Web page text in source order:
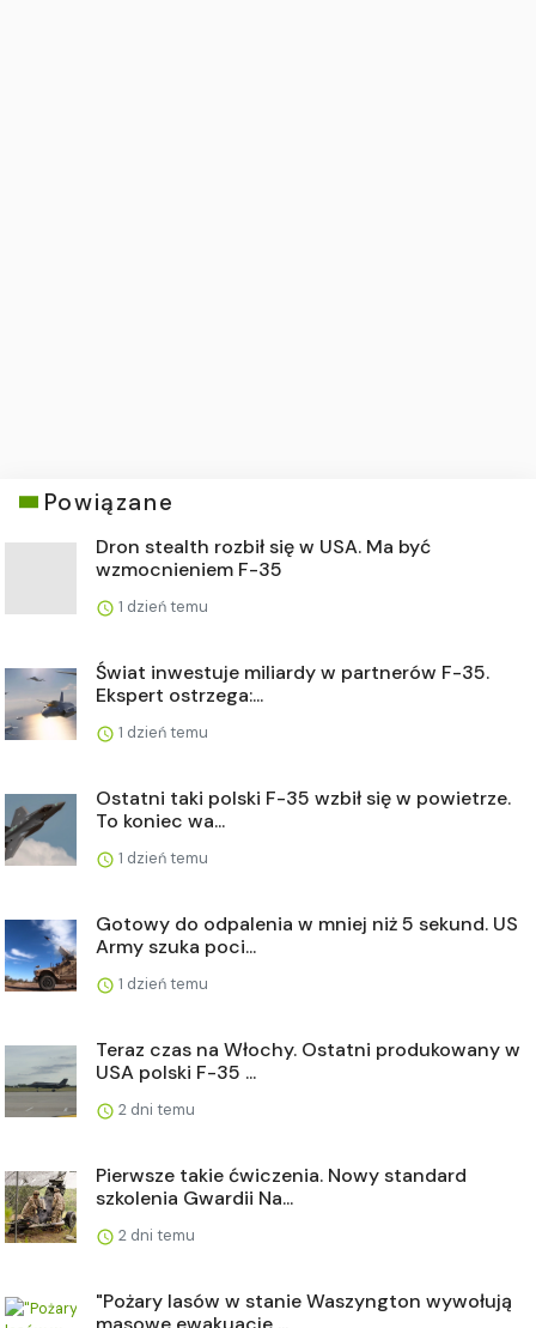
Powiązane
Dron stealth rozbił się w USA. Ma być
wzmocnieniem F-35
1 dzień temu
Świat inwestuje miliardy w partnerów F-35.
Ekspert ostrzega:...
1 dzień temu
Ostatni taki polski F-35 wzbił się w powietrze.
To koniec wa...
1 dzień temu
Gotowy do odpalenia w mniej niż 5 sekund. US
Army szuka poci...
1 dzień temu
Teraz czas na Włochy. Ostatni produkowany w
USA polski F-35 ...
2 dni temu
Pierwsze takie ćwiczenia. Nowy standard
szkolenia Gwardii Na...
2 dni temu
"Pożary lasów w stanie Waszyngton wywołują